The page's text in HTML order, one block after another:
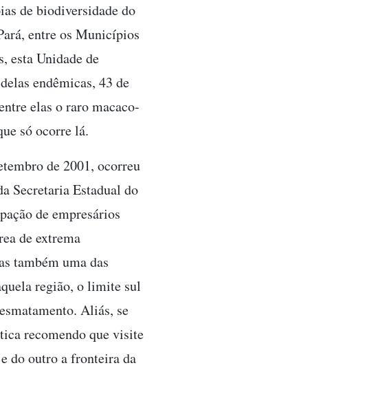
de biodiversidade do
entre os Municípios
esta Unidade de
endêmicas, 43 de
elas o raro macaco-
só ocorre lá.
de 2001, ocorreu
Secretaria Estadual do
de empresários
de extrema
também uma das
região, o limite sul
Aliás, se
recomendo que visite
do outro a fronteira da